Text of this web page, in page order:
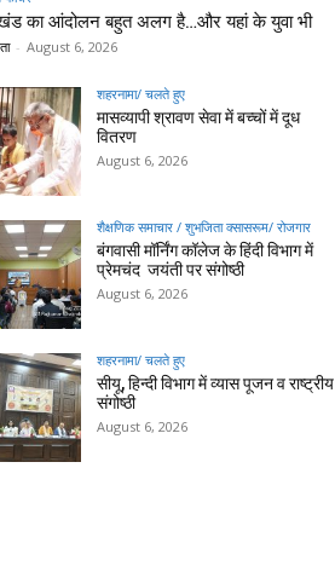
का आंदोलन बहुत अलग है…और यहां के युवा भी
- August 6, 2026
शहरनामा/ चलते हुए
मासव्यापी श्रावण सेवा में बच्चों में दूध
वितरण
August 6, 2026
शैक्षणिक समाचार / शुभजिता क्सासरूम/ रोजगार
बंगवासी मॉर्निंग कॉलेज के हिंदी विभाग में
प्रेमचंद जयंती पर संगोष्ठी
August 6, 2026
शहरनामा/ चलते हुए
सीयू, हिन्दी विभाग में व्यास पूजन व राष्ट्रीय
संगोष्ठी
August 6, 2026